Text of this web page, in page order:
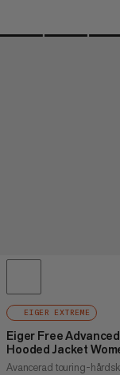
EIGER EXTREME
Eiger Free
Hooded Jacket
Avancerad touring-